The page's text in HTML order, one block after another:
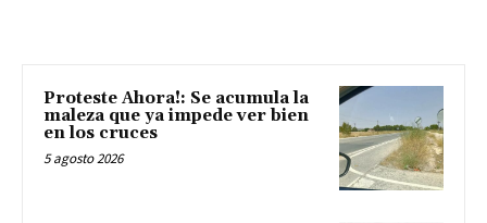
Proteste Ahora!: Se acumula la
maleza que ya impede ver bien
en los cruces
5 agosto 2026